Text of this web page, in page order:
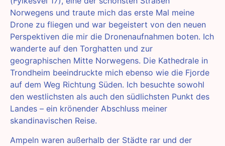
Norwegens und traute mich das erste Mal meine
Drone zu fliegen und war begeistert von den neuen
Perspektiven die mir die Dronenaufnahmen boten. Ich
wanderte auf den Torghatten und zur
geographischen Mitte Norwegens. Die Kathedrale in
Trondheim beeindruckte mich ebenso wie die Fjorde
auf dem Weg Richtung Süden. Ich besuchte sowohl
den westlichsten als auch den südlichsten Punkt des
Landes – ein krönender Abschluss meiner
skandinavischen Reise.
Ampeln waren außerhalb der Städte rar und der